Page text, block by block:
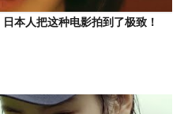
本人把这种电影拍到了极致！